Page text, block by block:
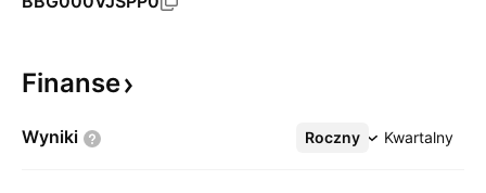
Finanse
Wyniki Roczny Kwartalny
Więcej